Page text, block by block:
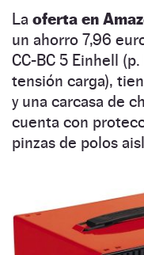
La oferta en
un ahorro 7,96
CC-BC 5 Einhell
tensión carga),
y una carcasa de
cuenta con
pinzas de polos